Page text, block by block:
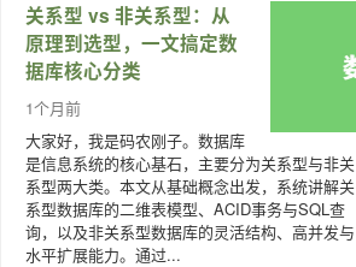
关系型 vs 非关系型：从
原理到选型，一文搞定数
据库核心分类
1个月前
大家好，我是码农刚子。数据库
是信息系统的核心基石，主要分为关系型与非关
系型两大类。本文从基础概念出发，系统讲解关
系型数据库的二维表模型、ACID事务与SQL查
询，以及非关系型数据库的灵活结构、高并发与
水平扩展能力。通过...